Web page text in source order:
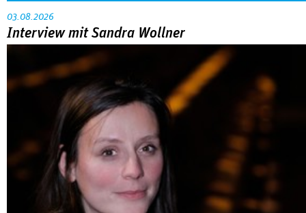
Sandra Wollners »Everytime« war einer der
großen Erfolge von Cannes: eine eigenwillige,
lyrische Reflexion über eine ­Familie, die aus der
Bahn geworfen wird … Die Regisseurin im